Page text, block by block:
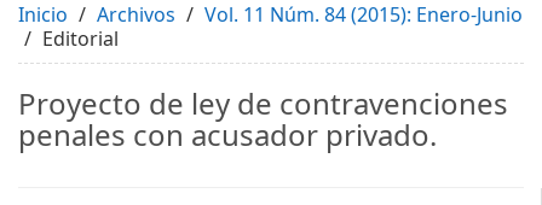
Inicio Archivos
Vol. 11 Núm. 84 (2015): Enero-Junio
Editorial
Proyecto de ley de contravenciones
penales con acusador privado.